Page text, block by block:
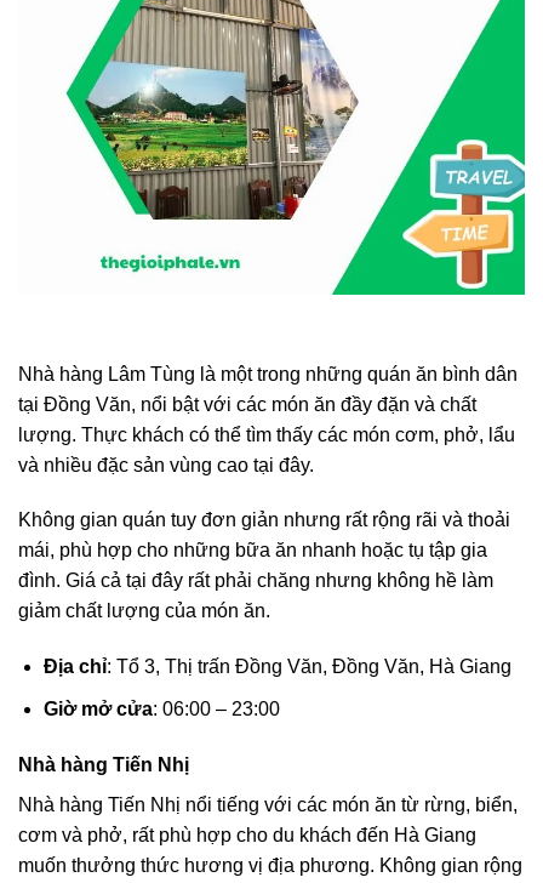
Nhà hàng Lâm Tùng là một trong những quán ăn bình dân
tại Đồng Văn, nổi bật với các món ăn đầy đặn và chất
lượng. Thực khách có thể tìm thấy các món cơm, phở, lẩu
và nhiều đặc sản vùng cao tại đây.
Không gian quán tuy đơn giản nhưng rất rộng rãi và thoải
mái, phù hợp cho những bữa ăn nhanh hoặc tụ tập gia
đình. Giá cả tại đây rất phải chăng nhưng không hề làm
giảm chất lượng của món ăn.
Địa chỉ: Tổ 3, Thị trấn Đồng Văn, Đồng Văn, Hà Giang
Giờ mở cửa: 06:00 – 23:00
Nhà hàng Tiến Nhị
Nhà hàng Tiến Nhị nổi tiếng với các món ăn từ rừng, biển,
cơm và phở, rất phù hợp cho du khách đến Hà Giang
muốn thưởng thức hương vị địa phương. Không gian rộng